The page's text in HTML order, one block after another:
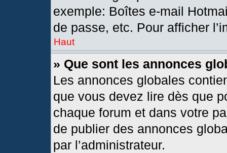
exemple: Boîtes e-mail
de passe, etc. Pour afficher
Haut
» Que sont les annonces
Les annonces globales
que vous devez lire dès que
chaque forum et dans votre
de publier des annonces
par l’administrateur.